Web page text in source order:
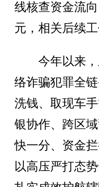
线核查资金流
元，相关后续
今年以来，
络诈骗犯罪全
洗钱、取现车
银协作、跨区
快一分、资金
以高压严打态